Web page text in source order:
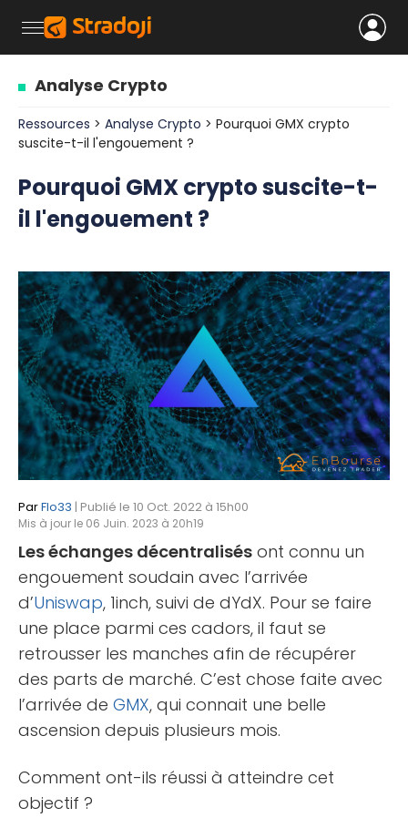
Analyse Crypto
Ressources > Analyse Crypto > Pourquoi GMX crypto
suscite-t-il l'engouement ?
Pourquoi GMX crypto suscite-t-
il l'engouement ?
ParFlo33 | Publié le 10 Oct. 2022 à 15h00
Mis à jour le 06 Juin. 2023 à 20h19
Les échanges décentralisés ont connu un
engouement soudain avec l’arrivée
d’Uniswap, 1inch, suivi de dYdX. Pour se faire
une place parmi ces cadors, il faut se
retrousser les manches afin de récupérer
des parts de marché. C’est chose faite avec
l’arrivée de GMX, qui connait une belle
ascension depuis plusieurs mois.
Comment ont-ils réussi à atteindre cet
objectif ?